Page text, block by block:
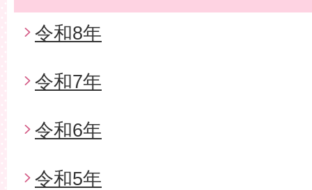
令和8年
令和7年
令和6年
令和5年